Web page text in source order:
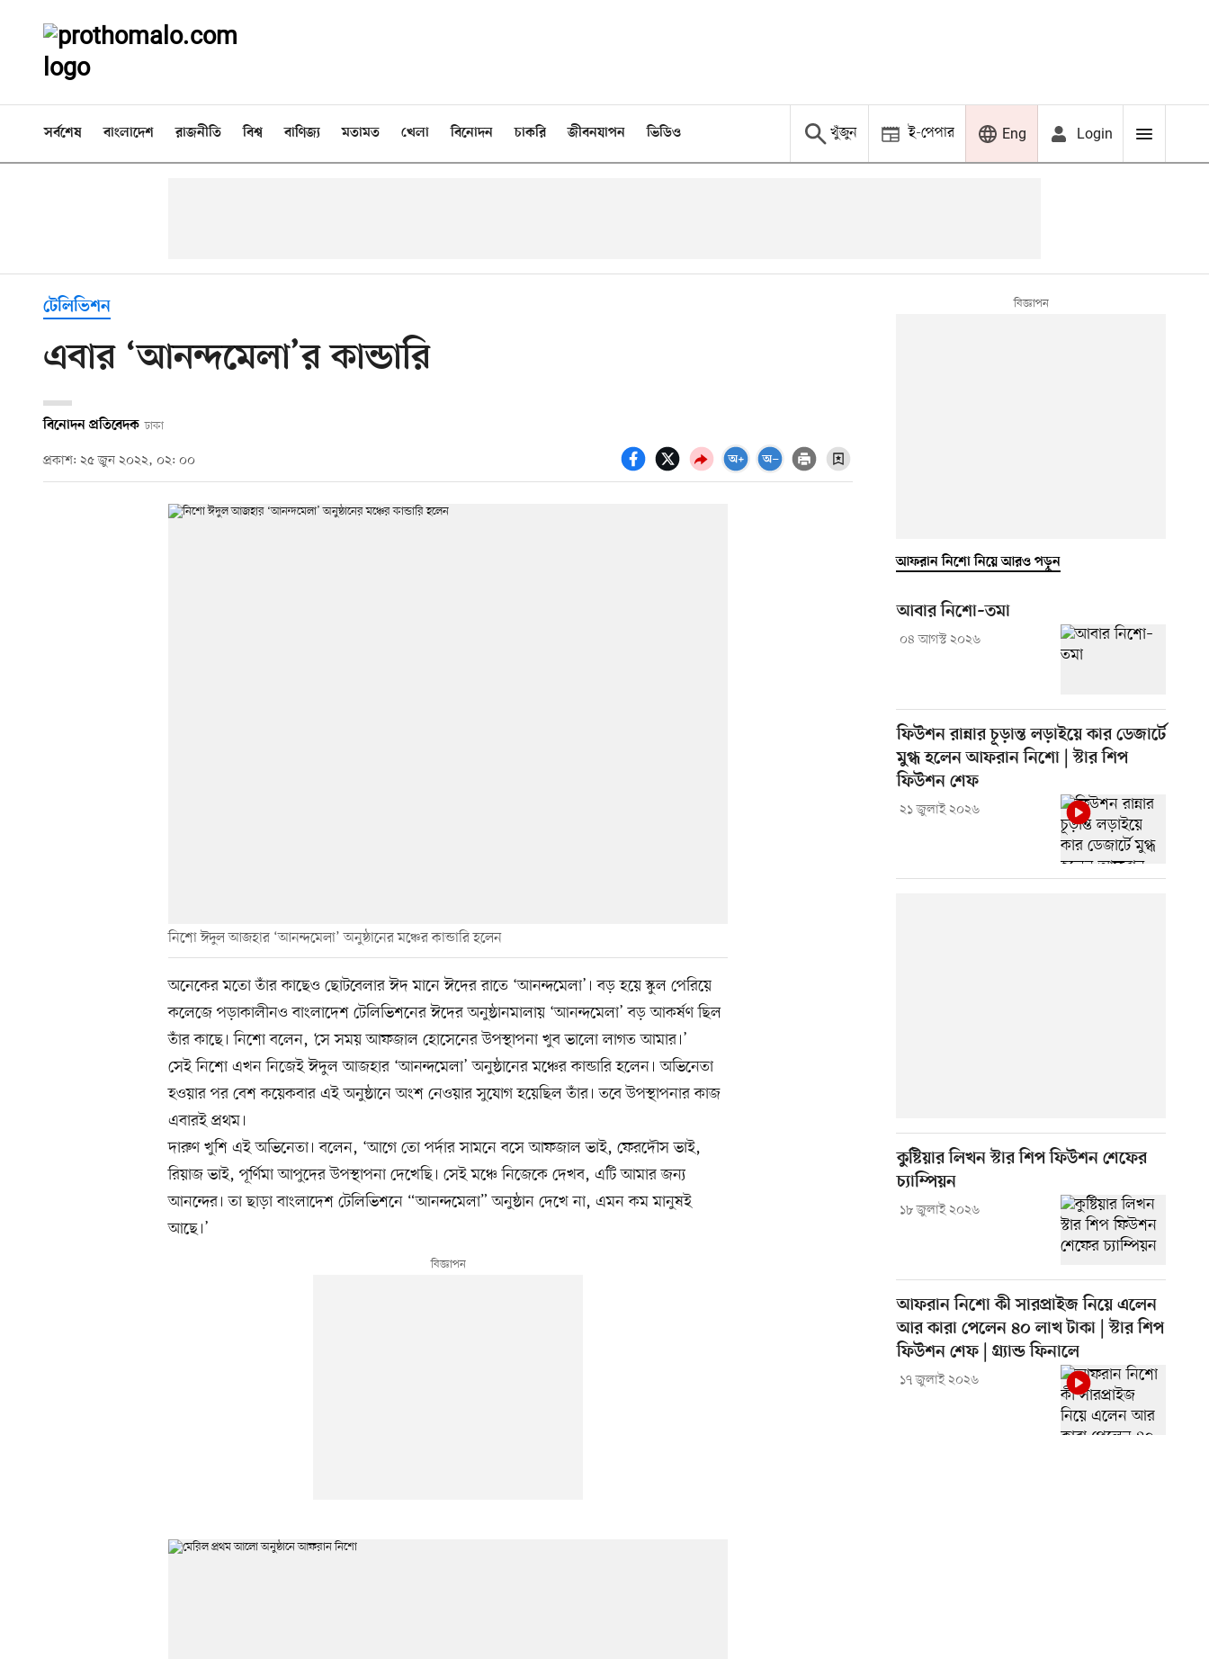
সর্বশেষ বাংলাদেশ রাজনীতি বিশ্ব বাণিজ্য মতামত খেলা বিনোদন চাকরি জীবনযাপন ভিডিও খুঁজুন ই-পেপার Eng Login
টেলিভিশন
এবার ‘আনন্দমেলা’র কান্ডারি
বিনোদন প্রতিবেদক ঢাকা
প্রকাশ: ২৫ জুন ২০২২, ০২: ০০
নিশো ঈদুল আজহার ‘আনন্দমেলা’ অনুষ্ঠানের মঞ্চের কান্ডারি হলেন
অনেকের মতো তাঁর কাছেও ছোটবেলার ঈদ মানে ঈদের রাতে ‘আনন্দমেলা’। বড় হয়ে স্কুল পেরিয়ে
কলেজে পড়াকালীনও বাংলাদেশ টেলিভিশনের ঈদের অনুষ্ঠানমালায় ‘আনন্দমেলা’ বড় আকর্ষণ ছিল
তাঁর কাছে। নিশো বলেন, ‘সে সময় আফজাল হোসেনের উপস্থাপনা খুব ভালো লাগত আমার।’
সেই নিশো এখন নিজেই ঈদুল আজহার ‘আনন্দমেলা’ অনুষ্ঠানের মঞ্চের কান্ডারি হলেন। অভিনেতা
হওয়ার পর বেশ কয়েকবার এই অনুষ্ঠানে অংশ নেওয়ার সুযোগ হয়েছিল তাঁর। তবে উপস্থাপনার কাজ
এবারই প্রথম।
দারুণ খুশি এই অভিনেতা। বলেন, ‘আগে তো পর্দার সামনে বসে আফজাল ভাই, ফেরদৌস ভাই,
রিয়াজ ভাই, পূর্ণিমা আপুদের উপস্থাপনা দেখেছি। সেই মঞ্চে নিজেকে দেখব, এটি আমার জন্য
আনন্দের। তা ছাড়া বাংলাদেশ টেলিভিশনে “আনন্দমেলা” অনুষ্ঠান দেখে না, এমন কম মানুষই
আছে।’
আফরান নিশো নিয়ে আরও পড়ুন
আবার নিশো–তমা
০৪ আগস্ট ২০২৬
ফিউশন রান্নার চূড়ান্ত লড়াইয়ে কার ডেজার্টে
মুগ্ধ হলেন আফরান নিশো | স্টার শিপ
ফিউশন শেফ
২১ জুলাই ২০২৬
কুষ্টিয়ার লিখন স্টার শিপ ফিউশন শেফের
চ্যাম্পিয়ন
১৮ জুলাই ২০২৬
আফরান নিশো কী সারপ্রাইজ নিয়ে এলেন
আর কারা পেলেন ৪০ লাখ টাকা | স্টার শিপ
ফিউশন শেফ | গ্র্যান্ড ফিনালে
১৭ জুলাই ২০২৬